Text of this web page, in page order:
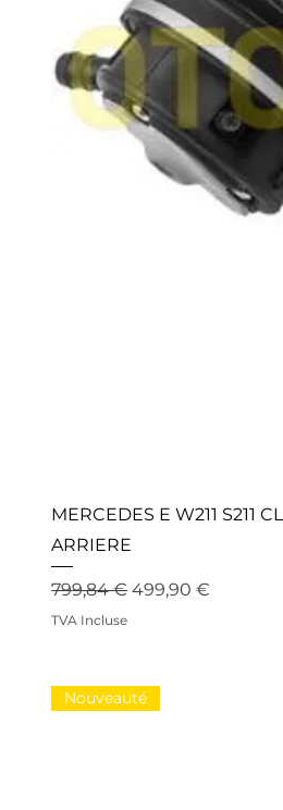
MERCEDES E W211 S211
ARRIERE
Prix original
799,84 € Prix
499,90 €
TVA Incluse
Nouveauté